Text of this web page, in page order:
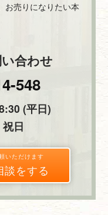
お売りになりたい本
合わせ
548
(平日)
日
いただけます
談をする